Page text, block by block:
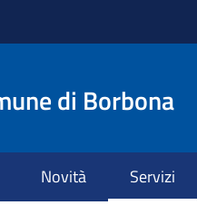
di Borbona
Novità Servizi